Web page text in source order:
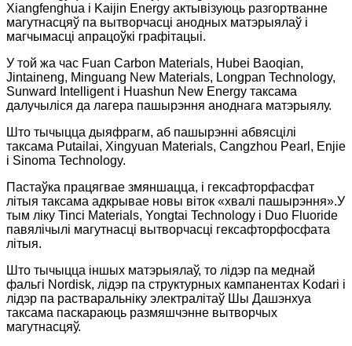
Xiangfenghua і Kaijin Energy актывізуюць разгортванне
магутнасцяў па вытворчасці анодных матэрыялаў і
магчымасці апрацоўкі графітацыі.
У той жа час Fuan Carbon Materials, Hubei Baoqian,
Jintaineng, Minguang New Materials, Longpan Technology,
Sunward Intelligent і Huashun New Energy таксама
далучыліся да лагера пашырэння аноднага матэрыялу.
Што тычыцца дыяфрагм, аб пашырэнні абвясцілі
таксама Putailai, Xingyuan Materials, Cangzhou Pearl, Enjie
і Sinoma Technology.
Пастаўка працягвае змяншацца, і гексафторфасфат
літыя таксама адкрывае новы віток «хвалі пашырэння».У
тым ліку Tinci Materials, Yongtai Technology і Duo Fluoride
павялічылі магутнасці вытворчасці гексафторфосфата
літыя.
Што тычыцца іншых матэрыялаў, то лідэр па меднай
фальгі Nordisk, лідэр па структурных кампанентах Kodari і
лідэр па растваральніку электралітаў Шы Дашэнхуа
таксама паскараюць размяшчэнне вытворчых
магутнасцяў.